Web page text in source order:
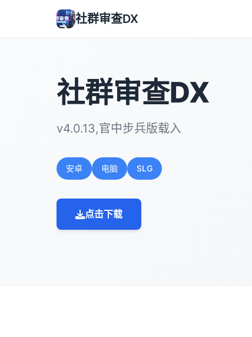
社群审查DX
社群审查DX
v4.0.13,官中步兵版载入
安卓 电脑 SLG
点击下载